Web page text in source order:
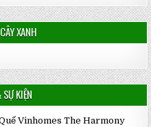
XANH
KIỆN
Vinhomes The Harmony